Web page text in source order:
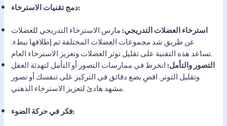
دمج تقنيات الاسترخاء:
استرخاء العضلات التدريجي:مارس الاسترخاء التدريجي للعضلات
عن طريق شد مجموعات العضلات المختلفة ثم إطلاقها ببطء.
تساعد هذه التقنية على تقليل توتر العضلات وتعزيز الاسترخاء العام.
التصور والتأمل:انخرط في ممارسات التصور أو التأمل لتهدئة العقل
وتقليل التوتر. اقضِ بضع دقائق في التركيز على تنفسك أو تصور
مشهد هادئ لتعزيز الاسترخاء الذهني.
فكر في حركة الضوء: